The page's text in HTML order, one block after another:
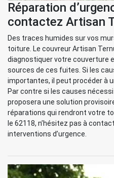
Réparation
contactez Artisan
Des traces humides sur vos
toiture. Le couvreur Artisan
diagnostiquer votre couverture
sources de ces fuites. Si les
importantes, il peut procéder à
Par contre si les causes
proposera une solution
réparations qui rendront votre
le 62118, n’hésitez pas à
interventions d’urgence.